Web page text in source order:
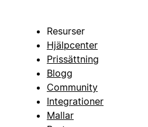
Resurser
Hjälpcenter
Prissättning
Blogg
Community
Integrationer
Mallar